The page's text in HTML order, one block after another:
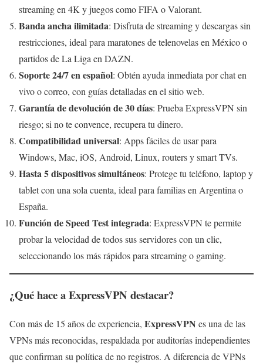
streaming en 4K y juegos como FIFA o Valorant.
Banda ancha ilimitada: Disfruta de streaming y descargas sin
restricciones, ideal para maratones de telenovelas en México o
partidos de La Liga en DAZN.
Soporte 24/7 en español: Obtén ayuda inmediata por chat en
vivo o correo, con guías detalladas en el sitio web.
Garantía de devolución de 30 días: Prueba ExpressVPN sin
riesgo; si no te convence, recupera tu dinero.
Compatibilidad universal: Apps fáciles de usar para
Windows, Mac, iOS, Android, Linux, routers y smart TVs.
Hasta 5 dispositivos simultáneos: Protege tu teléfono, laptop y
tablet con una sola cuenta, ideal para familias en Argentina o
España.
Función de Speed Test integrada: ExpressVPN te permite
probar la velocidad de todos sus servidores con un clic,
seleccionando los más rápidos para streaming o gaming.
¿Qué hace a ExpressVPN destacar?
Con más de 15 años de experiencia, ExpressVPN es una de las
VPNs más reconocidas, respaldada por auditorías independientes
que confirman su política de no registros. A diferencia de VPNs